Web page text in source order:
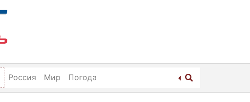
Россия Мир Погода